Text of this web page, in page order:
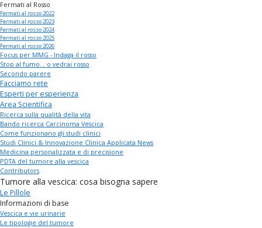
Fermati al Rosso
Fermati al rosso 2022
Fermati al rosso 2023
Fermati al rosso 2024
Fermati al rosso 2025
Fermati al rosso 2026
Focus per MMG - Indaga il rosso
Stop al fumo... o vedrai rosso
Secondo parere
Facciamo rete
Esperti per esperienza
Area Scientifica
Ricerca sulla qualità della vita
Bando ricerca Carcinoma Vescica
Come funzionano gli studi clinici
Studi Clinici & Innovazione Clinica Applicata News
Medicina personalizzata e di precisione
PDTA del tumore alla vescica
Contributors
Tumore alla vescica: cosa bisogna sapere
Le Pillole
Informazioni di base
Vescica e vie urinarie
Le tipologie del tumore